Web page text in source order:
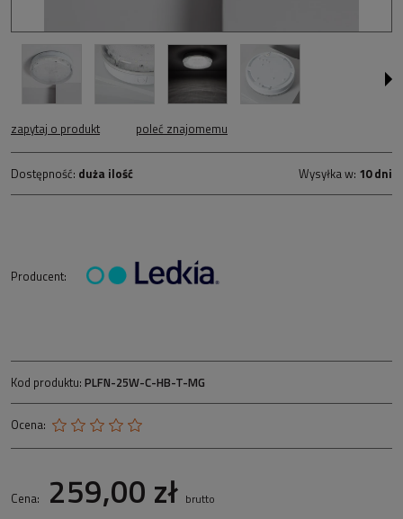
zapytaj o produkt poleć znajomemu
Dostępność: duża ilość Wysyłka w: 10 dni
Producent:
Kod produktu: PLFN-25W-C-HB-T-MG
Ocena:
Cena: 259,00 zł brutto